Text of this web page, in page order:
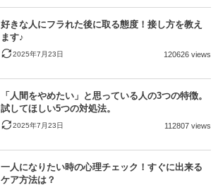
好きな人にフラれた後に取る態度！接し方を教え
ます♪
2025年7月23日 120626 views
「人間をやめたい」と思っている人の3つの特徴。
試してほしい5つの対処法。
2025年7月23日 112807 views
一人になりたい時の心理チェック！すぐに出来る
ケア方法は？